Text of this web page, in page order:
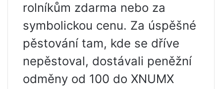
rolníkům zdarma nebo za
symbolickou cenu. Za úspěšné
pěstování tam, kde se dříve
nepěstoval, dostávali peněžní
odměny od 100 do XNUMX